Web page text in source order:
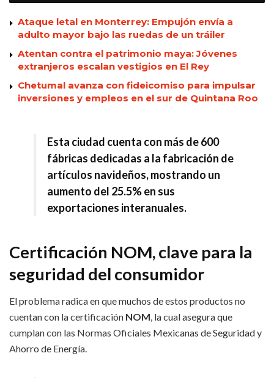
Ataque letal en Monterrey: Empujón envía a
adulto mayor bajo las ruedas de un tráiler
Atentan contra el patrimonio maya: Jóvenes
extranjeros escalan vestigios en El Rey
Chetumal avanza con fideicomiso para impulsar
inversiones y empleos en el sur de Quintana Roo
Esta ciudad cuenta con más de 600
fábricas dedicadas a la fabricación de
artículos navideños, mostrando un
aumento del 25.5% en sus
exportaciones interanuales.
Certificación NOM, clave para la
seguridad del consumidor
El problema radica en que muchos de estos productos no
cuentan con la certificación NOM, la cual asegura que
cumplan con las Normas Oficiales Mexicanas de Seguridad y
Ahorro de Energía.